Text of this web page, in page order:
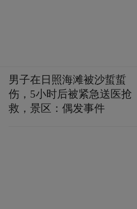
男子在日照海滩被沙蜇蜇
伤，5小时后被紧急送医抢
救，景区：偶发事件